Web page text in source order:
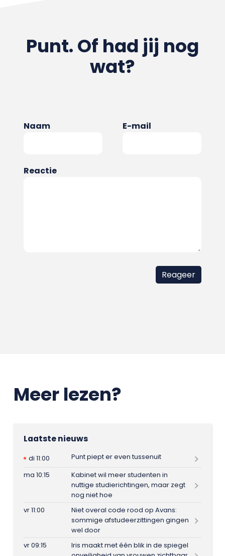
Punt. Of had jij nog
wat?
Naam E-mail
Reactie
Meer lezen?
Laatste nieuws
di 11:00
Punt piept er even tussenuit
ma 10:15
Kabinet wil meer studenten in
nuttige studierichtingen, maar zegt
nog niet hoe
vr 11:00
Niet overal code rood op Avans:
sommige afstudeerzittingen gingen
wel door
vr 09:15
Iris maakt met één blik in de spiegel